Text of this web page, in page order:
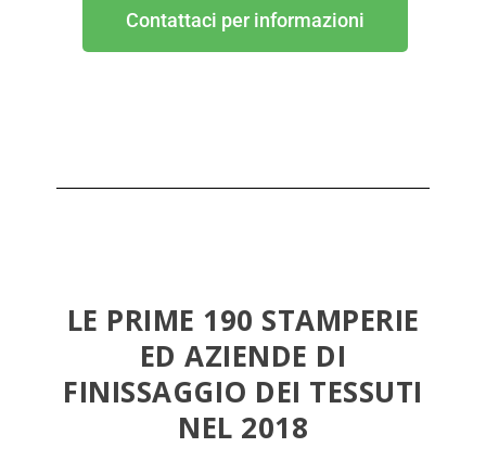
Contattaci per informazioni
LE PRIME 190 STAMPERIE
ED AZIENDE DI
FINISSAGGIO DEI TESSUTI
NEL 2018